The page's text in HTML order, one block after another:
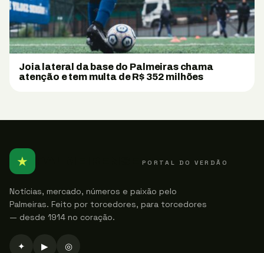
Joia lateral da base do Palmeiras chama
atenção e tem multa de R$ 352 milhões
★ PORTAL DO VERDÃO
Notícias, mercado, números e paixão pelo
Palmeiras. Feito por torcedores, para torcedores
— desde 1914 no coração.
✦ ▶ ◎